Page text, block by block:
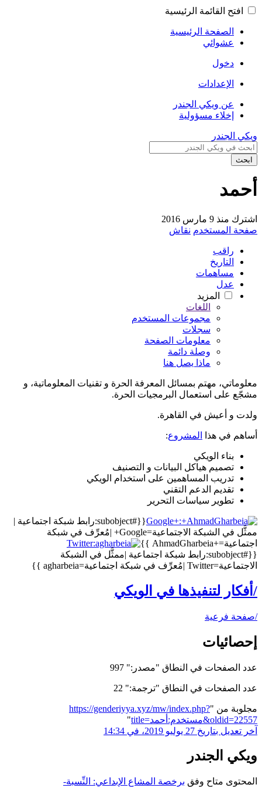
افتح القائمة الرئيسية
الصفحة الرئيسية
عشوائي
دخول
الإعدادات
عن ويكي الجندر
إخلاء مسؤولية
ويكي الجندر
ابحث
أحمد
اشترك منذ 9 مارس 2016
صفحة المستخدم نقاش
راقب
التاريخ
مساهمات
عدل
المزيد
اللغات
مجموعات المستخدم
سجلات
معلومات الصفحة
وصلة دائمة
ماذا يصل هنا
معلوماتي، مهتم بمسائل المعرفة الحرة و تقنيات المعلوماتية، و
مشجّع على استعمال البرمجيات الحرة.
ولدت و أعيش في القاهرة.
أساهم في هذا المشروع:
بناء الويكي
تصميم هياكل البيانات و التصنيف
تدريب المساهمين على استخدام الويكي
تقديم الدعم التقني
تطوير سياسات التحرير
{{#subobject:رابط شبكة اجتماعية |
ممثَّل في الشبكة الاجتماعية=Google+ |مُعرِّف في شبكة
اجتماعية=+AhmadGharbeia }}
{{#subobject:رابط شبكة اجتماعية |ممثَّل في الشبكة
الاجتماعية=Twitter |مُعرِّف في شبكة اجتماعية=agharbeia }}
/أفكار لتنفيذها في الويكي
/صفحة فرعية
إحصائيات
عدد الصفحات في النطاق "مصدر:" 997
عدد الصفحات في النطاق "ترجمة:" 22
مجلوبة من "https://genderiyya.xyz/mw/index.php?
title=مستخدم:أحمد&oldid=22557
"
آخر تعديل بتاريخ 27 يوليو 2019، في 14:34
ويكي الجندر
المحتوى متاح وفق برخصة المشاع الإبداعي: النِّسبة-